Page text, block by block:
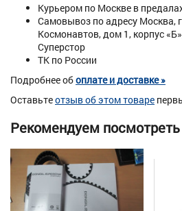
Курьером по Москве в
Самовывоз по адресу Москва,
Космонавтов, дом 1, корпус
Суперстор
ТК по России
Подробнее обоплате и доставке »
Оставьтеотзыв об этом товаре
Рекомендуем посмотреть